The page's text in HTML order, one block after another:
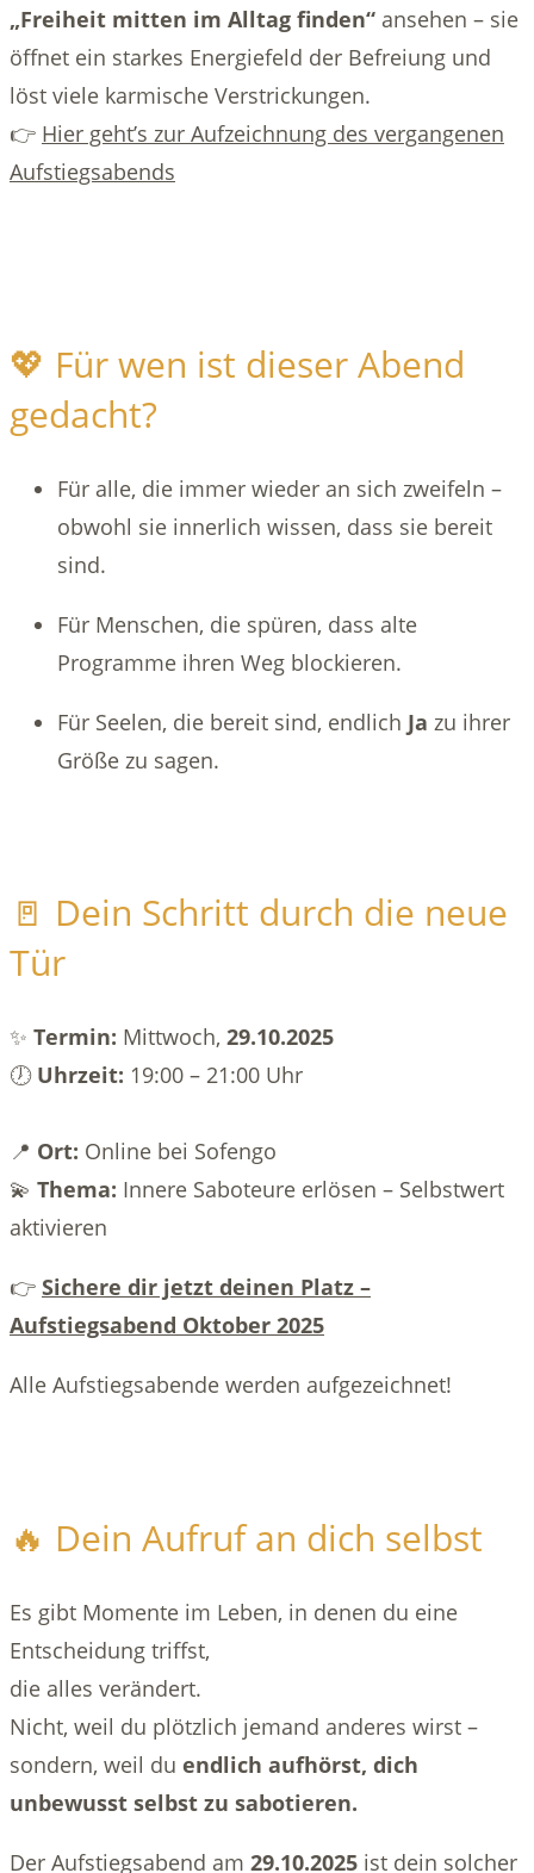
„Freiheit mitten im Alltag finden“ ansehen – sie
öffnet ein starkes Energiefeld der Befreiung und
löst viele karmische Verstrickungen.
👉 Hier geht’s zur Aufzeichnung des vergangenen
Aufstiegsabends
💖 Für wen ist dieser Abend
gedacht?
Für alle, die immer wieder an sich zweifeln –
obwohl sie innerlich wissen, dass sie bereit
sind.
Für Menschen, die spüren, dass alte
Programme ihren Weg blockieren.
Für Seelen, die bereit sind, endlich Ja zu ihrer
Größe zu sagen.
🚪 Dein Schritt durch die neue
Tür
✨ Termin: Mittwoch, 29.10.2025
🕖 Uhrzeit: 19:00 – 21:00 Uhr
📍 Ort: Online bei Sofengo
💫 Thema: Innere Saboteure erlösen – Selbstwert
aktivieren
👉 Sichere dir jetzt deinen Platz –
Aufstiegsabend Oktober 2025
Alle Aufstiegsabende werden aufgezeichnet!
🔥 Dein Aufruf an dich selbst
Es gibt Momente im Leben, in denen du eine
Entscheidung triffst,
die alles verändert.
Nicht, weil du plötzlich jemand anderes wirst –
sondern, weil du endlich aufhörst, dich
unbewusst selbst zu sabotieren.
Der Aufstiegsabend am 29.10.2025 ist dein solcher